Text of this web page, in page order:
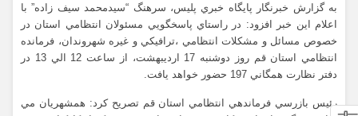
به گزارش خبرنگار پايگاه خبري پليس، سرهنگ “سيدمحمد سيف زاده” با
اعلام اين خبر افزود: در راستاي پاسخگويي مسئولان انتظامي استان در
خصوص مسائل و مشکلات انتظامي ،ترافيکي و غيره شهروندان، فرمانده
انتظامي استان قم روز دوشنبه 17 ارديبهشت، از ساعت 12 الي 13 در
دفتر نظارت همگاني 197 حضور خواهد يافت.
رئيس بازرسي فرماندهي انتظامي استان قم تصريح کرد: همشهريان مي